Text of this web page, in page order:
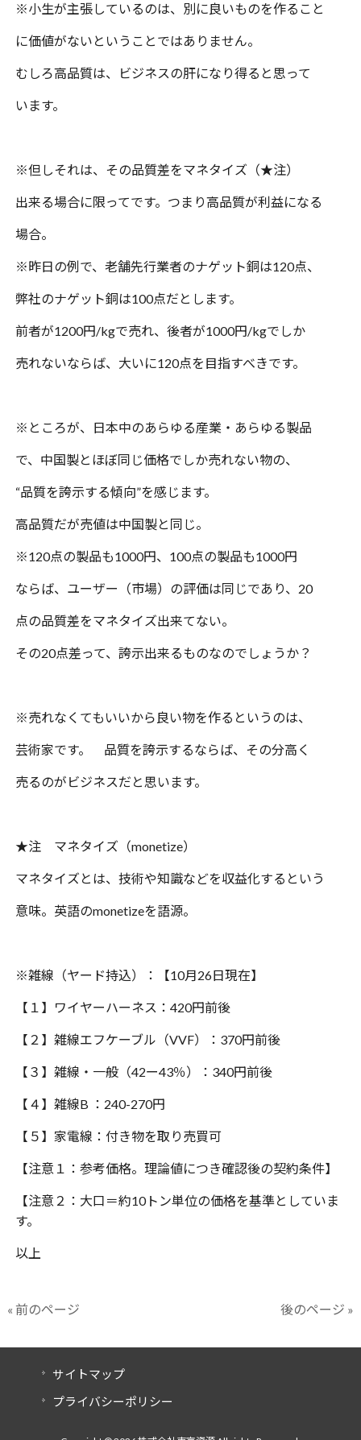
※小生が主張しているのは、別に良いものを作ること
に価値がないということではありません。
むしろ高品質は、ビジネスの肝になり得ると思って
います。
※但しそれは、その品質差をマネタイズ（★注）
出来る場合に限ってです。つまり高品質が利益になる
場合。
※昨日の例で、老舗先行業者のナゲット銅は120点、
弊社のナゲット銅は100点だとします。
前者が1200円/kgで売れ、後者が1000円/kgでしか
売れないならば、大いに120点を目指すべきです。
※ところが、日本中のあらゆる産業・あらゆる製品
で、中国製とほぼ同じ価格でしか売れない物の、
“品質を誇示する傾向”を感じます。
高品質だが売値は中国製と同じ。
※120点の製品も1000円、 100点の製品も1000円
ならば、ユーザー（市場）の評価は同じであり、 20
点の品質差をマネタイズ出来てない。
その20点差って、誇示出来るものなのでしょうか？
※売れなくてもいいから良い物を作るというのは、
芸術家です。 品質を誇示するならば、その分高く
売るのがビジネスだと思います。
★注 マネタイズ（monetize）
マネタイズとは、技術や知識などを収益化するという
意味。英語のmonetizeを語源。
※雑線（ヤード持込）：【10月26日現在】
【１】ワイヤーハーネス： 420円前後
【２】雑線エフケーブル（VVF）： 370円前後
【３】雑線・一般（42ー43％）： 340円前後
【４】雑線B ： 240-270円
【５】家電線：付き物を取り売買可
【注意１：参考価格。理論値につき確認後の契約条件】
【注意２：大口＝約10トン単位の価格を基準としていま
す。
以上
« 前のページ 後のページ »
サイトマップ
プライバシーポリシー